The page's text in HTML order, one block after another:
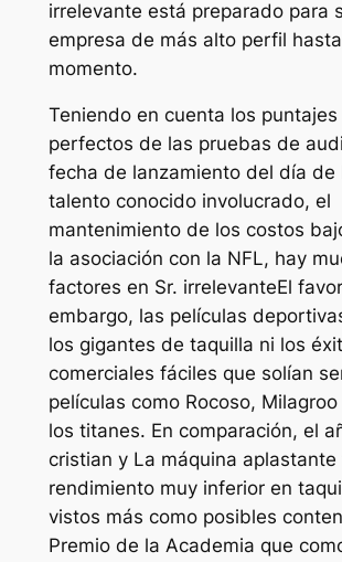
irrelevante está preparado para
empresa de más alto perfil
momento.
Teniendo en cuenta los puntajes
perfectos de las pruebas de
fecha de lanzamiento del día de
talento conocido involucrado, el
mantenimiento de los costos
la asociación con la NFL, hay
factores en Sr. irrelevanteEl
embargo, las películas
los gigantes de taquilla ni los
comerciales fáciles que solían
películas como Rocoso, Milagroo
los titanes. En comparación, el
cristian y La máquina aplastante
rendimiento muy inferior en
vistos más como posibles
Premio de la Academia que